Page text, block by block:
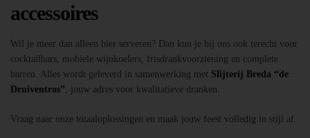
accessoires
Wil je meer dan alleen bier serveren? Dan kun je bij ons ook terecht voor
cocktailbars, mobiele wijnkoelers, frisdrankvoorziening en complete
barren. Alles wordt geleverd in samenwerking met Slijterij Breda “de
Druiventros” , jouw adres voor kwalitatieve dranken.
Vraag naar onze totaaloplossingen en maak jouw feest volledig in stijl af.